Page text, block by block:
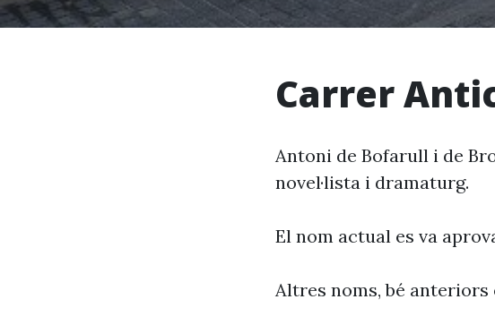
Carrer
Antoni de Bofarull i de
novel·lista i dramaturg.
El nom actual es va
Altres noms, bé anteriors